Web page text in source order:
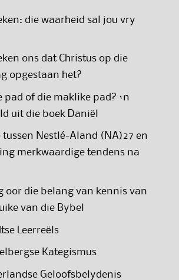
die waarheid sal jou vry
ons dat Christus op die
opgestaan het?
pad of die maklike pad? ‘n
uit die boek Daniël
tussen Nestlé-Aland (NA)27 en
merkwaardige tendens na
oor die belang van kennis van
van die Bybel
Leerreëls
Kategismus
Geloofsbelydenis